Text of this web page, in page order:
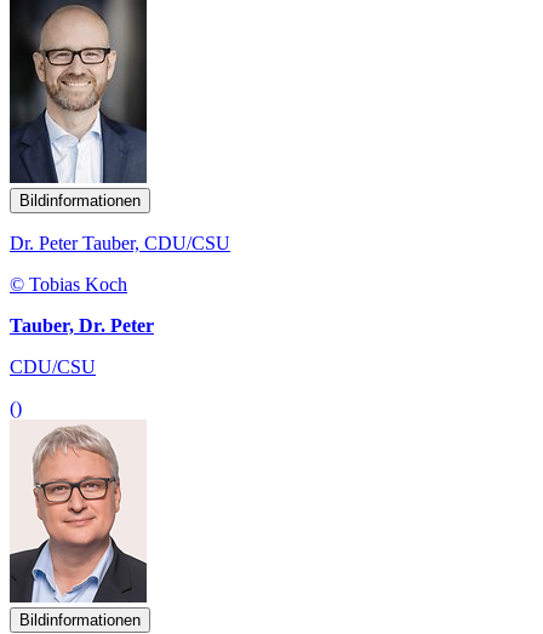
Bildinformationen
Dr. Peter Tauber, CDU/CSU
© Tobias Koch
Tauber, Dr. Peter
CDU/CSU
()
Bildinformationen